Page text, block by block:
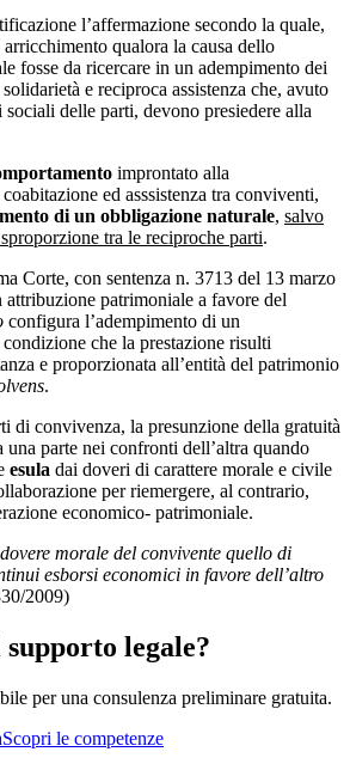
l’affermazione secondo la quale,
qualora la causa dello
fosse da ricercare in un adempimento dei
e reciproca assistenza che, avuto
delle parti, devono presiedere alla
improntato alla
ed asssistenza tra conviventi,
di un obbligazione naturale, salvo
tra le reciproche parti.
Corte, con sentenza n. 3713 del 13 marzo
attribuzione patrimoniale a favore del
configura l’adempimento di un
che la prestazione risulti
e proporzionata all’entità del patrimonio
.
di convivenza, la presunzione della gratuità
una parte nei confronti dell’altra quando
esula dai doveri di carattere morale e civile
per riemergere, al contrario,
economico- patrimoniale.
morale del convivente quello di
esborsi economici in favore dell’altro
2009)
legale?
per una consulenza preliminare gratuita.
Scopri le competenze